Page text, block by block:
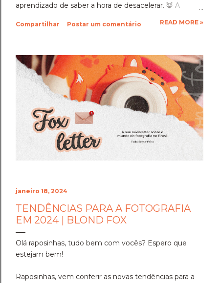
aprendizado de saber a hora de desacelerar. ​🦊 A
mês em que a disciplina atingiu o seu ponto mais alto.
importante foi um exercício de resiliência e entrega.
Aprendi que quando a gente se compromete de
verdade com um objetivo, a nossa mente descobre
uma capacidade de sustentação que a gente nem
sabia que tinha. Foi exaustivo, mas foi a prova concreta
da minha própria força. 🦊 A Viagem para Holambra: O
Cenário do Desafio ​Trocar de ar e ir fazer a prova em
Holambra transformou o peso do compromisso em
uma experiência memorável. A cidade das flores, com
sua arquitetura, suas estufas e suas estra...
Compartilhar Postar um comentário READ MORE »
janeiro 18, 2024
TENDÊNCIAS PARA A FOTOGRAFIA
EM 2024 | BLOND FOX
Olá raposinhas, tudo bem com vocês? Espero que
estejam bem!
Raposinhas, vem conferir as novas tendências para a